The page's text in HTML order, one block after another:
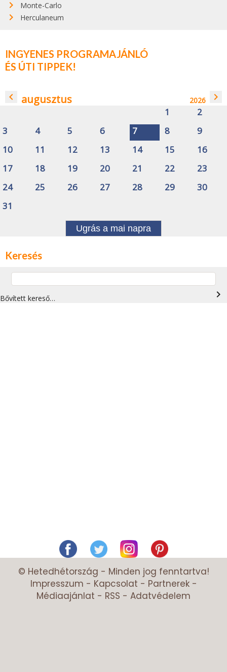
Monte-Carlo
Herculaneum
INGYENES PROGRAMAJÁNLÓ
ÉS ÚTI TIPPEK!
navigate_before augusztus 2026 navigate_next
1
2
3
4 5 6 7 8
9
10
11 12 13 14 15
16
17
18 19 20 21 22
23
24
25 26 27 28 29
30
31
Ugrás a mai napra
Keresés
Bővített kereső… navigate_next
© Hetedhétország - Minden jog fenntartva!
Impresszum - Kapcsolat - Partnerek-
Médiaajánlat - RSS - Adatvédelem